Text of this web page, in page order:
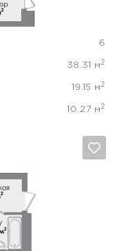
6
38.31 м 2
19.15 м 2
10.27 м 2